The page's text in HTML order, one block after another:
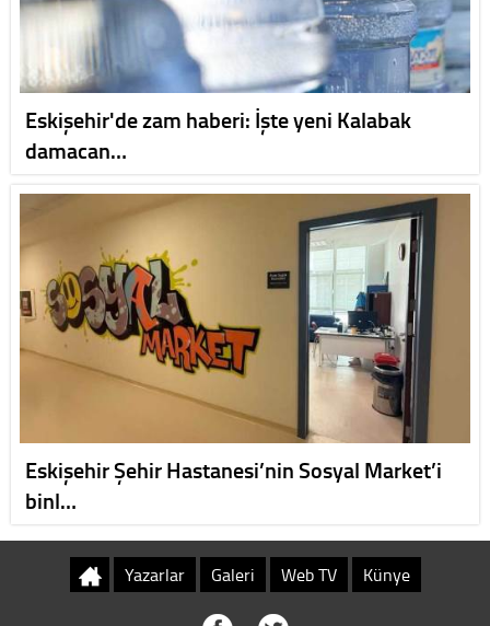
Eskişehir'de zam haberi: İşte yeni Kalabak
damacan…
Eskişehir Şehir Hastanesi’nin Sosyal Market’i
binl…
Yazarlar Galeri Web TV Künye